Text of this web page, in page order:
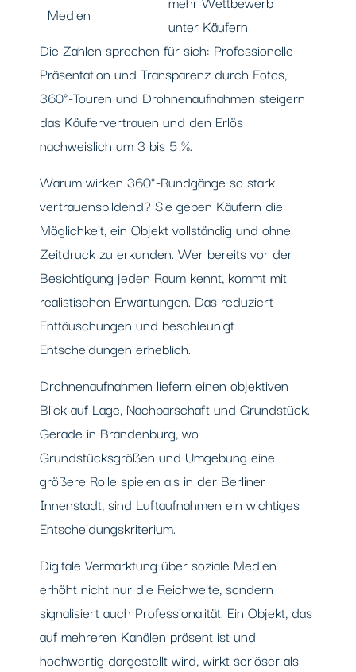
Medien
unter Käufern
Die Zahlen sprechen für sich: Professionelle
Präsentation und Transparenz durch Fotos,
360°-Touren und Drohnenaufnahmen steigern
das Käufervertrauen und den Erlös
nachweislich um 3 bis 5 %.
Warum wirken 360°-Rundgänge so stark
vertrauensbildend? Sie geben Käufern die
Möglichkeit, ein Objekt vollständig und ohne
Zeitdruck zu erkunden. Wer bereits vor der
Besichtigung jeden Raum kennt, kommt mit
realistischen Erwartungen. Das reduziert
Enttäuschungen und beschleunigt
Entscheidungen erheblich.
Drohnenaufnahmen liefern einen objektiven
Blick auf Lage, Nachbarschaft und Grundstück.
Gerade in Brandenburg, wo
Grundstücksgrößen und Umgebung eine
größere Rolle spielen als in der Berliner
Innenstadt, sind Luftaufnahmen ein wichtiges
Entscheidungskriterium.
Digitale Vermarktung über soziale Medien
erhöht nicht nur die Reichweite, sondern
signalisiert auch Professionalität. Ein Objekt, das
auf mehreren Kanälen präsent ist und
hochwertig dargestellt wird, wirkt seriöser als